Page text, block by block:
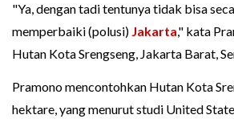
"Ya, dengan tadi tentunya tidak bisa
memperbaiki (polusi) Jakarta," kata
Hutan Kota Srengseng, Jakarta Barat,
Pramono mencontohkan Hutan Kota
hektare, yang menurut studi United